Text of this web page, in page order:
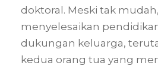
doktoral. Meski tak
menyelesaikan
dukungan keluarga,
kedua orang tua yang